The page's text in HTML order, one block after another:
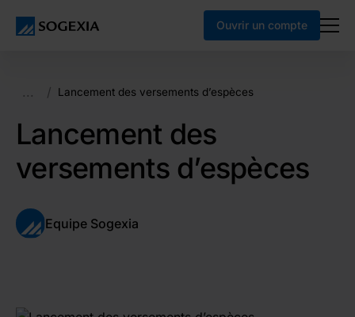
Ouvrir un compte
... / Lancement des versements d’espèces
Lancement des
versements d’espèces
Equipe Sogexia